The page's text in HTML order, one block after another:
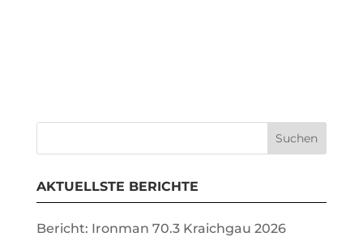
AKTUELLSTE BERICHTE
Bericht: Ironman 70.3 Kraichgau 2026